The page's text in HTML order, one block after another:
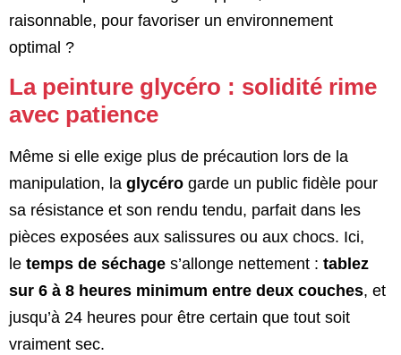
raisonnable, pour favoriser un environnement
optimal ?
La peinture glycéro : solidité rime
avec patience
Même si elle exige plus de précaution lors de la
manipulation, la glycéro garde un public fidèle pour
sa résistance et son rendu tendu, parfait dans les
pièces exposées aux salissures ou aux chocs. Ici,
le temps de séchage s’allonge nettement : tablez
sur 6 à 8 heures minimum entre deux couches, et
jusqu’à 24 heures pour être certain que tout soit
vraiment sec.